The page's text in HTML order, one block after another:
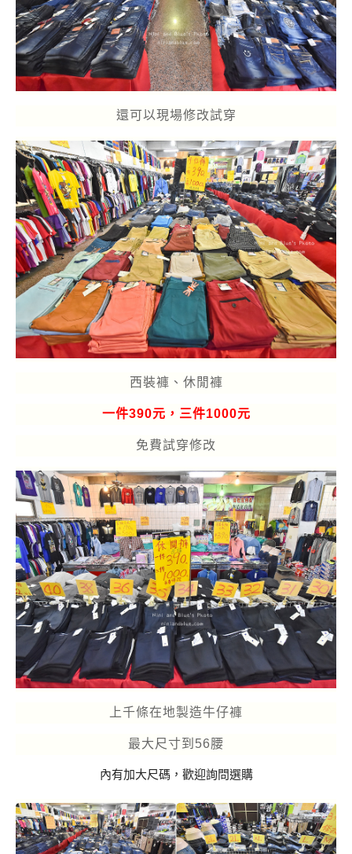
還可以現場修改試穿
西裝褲、休閒褲
一件390元，三件1000元
免費試穿修改
上千條在地製造牛仔褲
最大尺寸到56腰
內有加大尺碼，歡迎詢問選購